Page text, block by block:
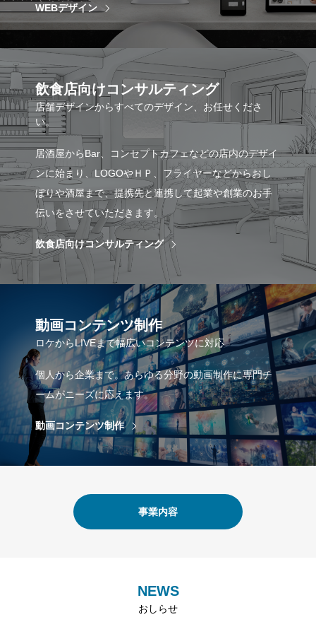
WEBデザイン
飲食店向けコンサルティング
店舗デザインからすべてのデザイン、お任せくださ
い。
居酒屋からBar、コンセプトカフェなどの店内のデザイ
ンに始まり、LOGOやＨＰ、フライヤーなどからおし
ぼりや酒屋まで、提携先と連携して起業や創業のお手
伝いをさせていただきます。
飲食店向けコンサルティング
動画コンテンツ制作
ロケからLIVEまで幅広いコンテンツに対応
個人から企業まで。あらゆる分野の動画制作に専門チ
ームがニーズに応えます。
動画コンテンツ制作
事業内容
NEWS
おしらせ